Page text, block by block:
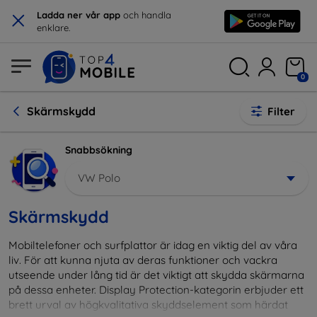
× Ladda ner vår app och handla
enklare.
0
Skärmskydd Filter
Snabbsökning
VW Polo
Skärmskydd
Mobiltelefoner och surfplattor är idag en viktig del av våra
liv. För att kunna njuta av deras funktioner och vackra
utseende under lång tid är det viktigt att skydda skärmarna
på dessa enheter. Display Protection-kategorin erbjuder ett
brett urval av högkvalitativa skyddselement som härdat